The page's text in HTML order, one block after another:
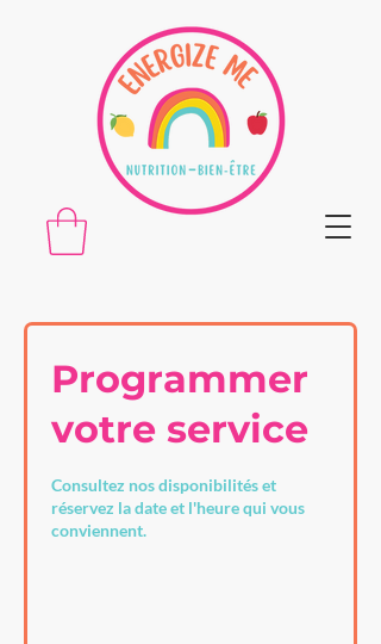
Programmer
votre service
Consultez nos disponibilités et
réservez la date et l'heure qui vous
conviennent.